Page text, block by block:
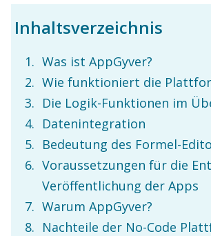
Inhaltsverzeichnis
Was ist AppGyver?
Wie funktioniert die
Die Logik-Funktionen im
Datenintegration
Bedeutung des Formel-
Voraussetzungen für die
Veröffentlichung der Apps
Warum AppGyver?
Nachteile der No-Code